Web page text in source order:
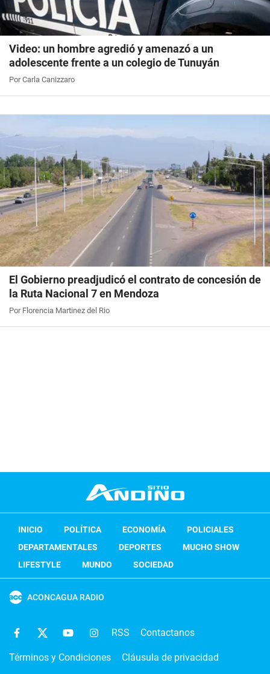
Video: un hombre agredió y amenazó a un
adolescente frente a un colegio de Tunuyán
Por Carla Canizzaro
El Gobierno preadjudicó el contrato de concesión de
la Ruta Nacional 7 en Mendoza
Por Florencia Martinez del Rio
INICIO POLÍTICA ECONOMÍA
POLICIALES
DEPARTAMENTALES
DEPORTES
MUCHO SHOW
LIFESTYLE
MUNDO SOCIEDAD
ACONCAGUA RADIO
RSS Contactanos
Términos y Condiciones Cláusula de privacidad